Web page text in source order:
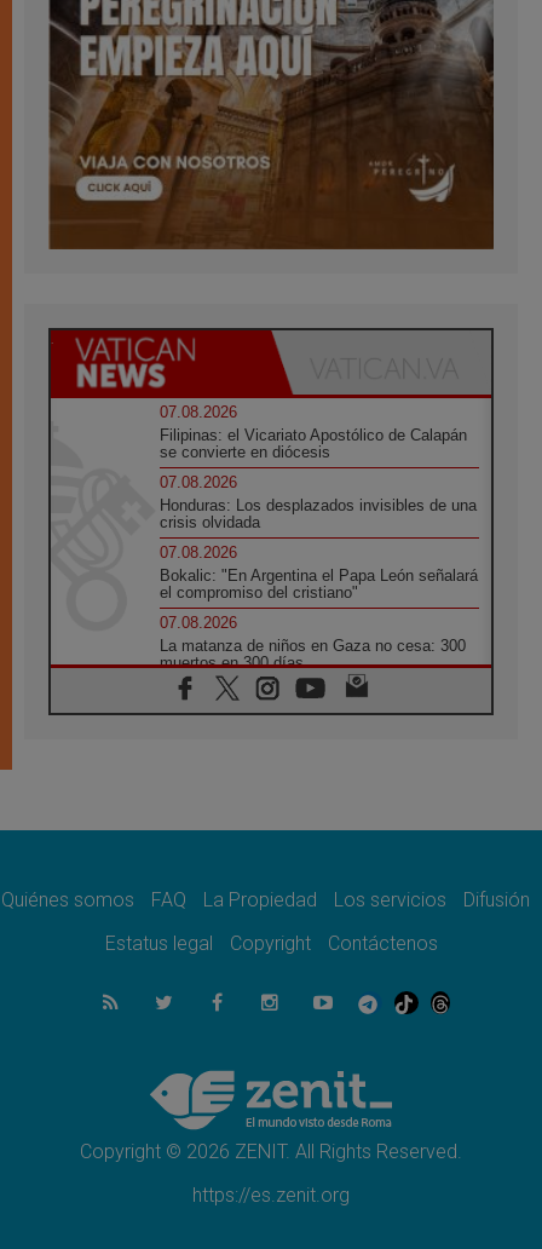
07.08.2026
Filipinas: el Vicariato Apostólico de Calapán
se convierte en diócesis
07.08.2026
Honduras: Los desplazados invisibles de una
crisis olvidada
07.08.2026
Bokalic: "En Argentina el Papa León señalará
el compromiso del cristiano"
07.08.2026
La matanza de niños en Gaza no cesa: 300
muertos en 300 días
07.08.2026
Tagle: La guerra desfigura el mundo, solo la
como misión al servicio del Evangelio
SIGNIS 2026, dar voz a las religiosas en el
07.08.2026
Lanzan un proyecto de empoderamiento
Programa oficial del Viaje Apostólico del
Papa León XIV a Francia
Quiénes somos FAQ La Propiedad Los servicios
Difusión
Estatus legal
Copyright Contáctenos
Copyright © 2026 ZENIT. All Rights Reserved.
https://es.zenit.org